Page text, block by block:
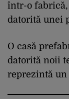
într-o fabrică,
datorită unei
O casă
datorită noii
reprezintă